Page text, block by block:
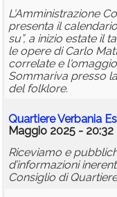
L'Amministrazione
presenta il
su”, a inizio estate il
le opere di Carlo
correlate e
Sommariva presso
del folklore.
Quartiere Verbania
Maggio 2025 - 20:32
Riceviamo e
d’informazioni
Consiglio di